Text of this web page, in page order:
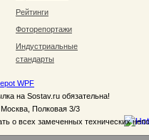
Рейтинги
Фоторепортажи
Индустриальные
стандарты
WPF
на Sostav.ru обязательна!
Москва, Полковая 3/3
о всех замеченных технических